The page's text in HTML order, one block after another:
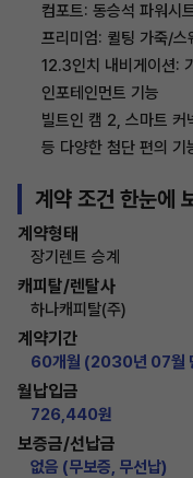
컴포트: 동승석 파워시
프리미엄: 퀼팅 가죽/
12.3인치 내비게이션:
인포테인먼트 기능
빌트인 캠 2, 스마트 커
등 다양한 첨단 편의 기
계약 조건 한눈에
계약형태
장기렌트 승계
캐피탈/렌탈사
하나캐피탈(주)
계약기간
60개월 (2030년 07월
월납입금
726,440원
보증금/선납금
없음 (무보증, 무선납)